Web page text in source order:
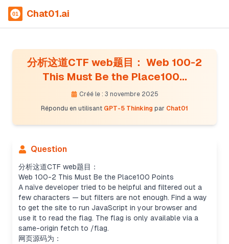
Chat01.ai
分析这道CTF web题目： Web 100-2
This Must Be the Place100...
Créé le : 3 novembre 2025
Répondu en utilisant GPT-5 Thinking par Chat01
Question
分析这道CTF web题目：
Web 100-2 This Must Be the Place100 Points
A naïve developer tried to be helpful and filtered out a
few characters — but filters are not enough. Find a way
to get the site to run JavaScript in your browser and
use it to read the flag. The flag is only available via a
same-origin fetch to /flag.
网页源码为：